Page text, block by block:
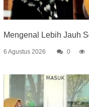
Mengenal Lebih Jauh
6 Agustus 2026 0